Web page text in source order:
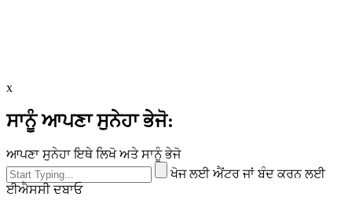
x
ਸਾਨੂੰ ਆਪਣਾ ਸੁਨੇਹਾ ਭੇਜੋ:
ਆਪਣਾ ਸੁਨੇਹਾ ਇਥੇ ਲਿਖੋ ਅਤੇ ਸਾਨੂੰ ਭੇਜੋ
ਖੋਜ ਲਈ ਐਂਟਰ ਜਾਂ ਬੰਦ ਕਰਨ ਲਈ
ਈਐਸਸੀ ਦਬਾਓ